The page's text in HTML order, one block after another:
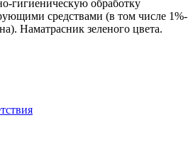
гигиеническую обработку
средствами (в том числе 1%-
Наматрасник зеленого цвета.